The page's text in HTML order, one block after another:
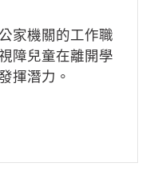
家機關的工作職
障兒童在離開學
揮潛力。